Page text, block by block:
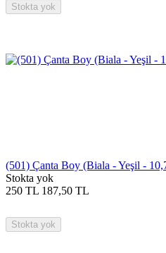
Stokta yok
(501) Çanta Boy (Biala - Yeşil -
Stokta yok
250 TL 187,50 TL
Stokta yok